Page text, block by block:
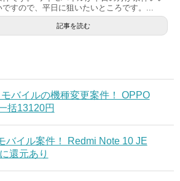
ですので、平日に狙いたいところです。...
記事を読む
モバイルの機種変更案件！ OPPO
括13120円
バイル案件！ Redmi Note 10 JE
還元あり